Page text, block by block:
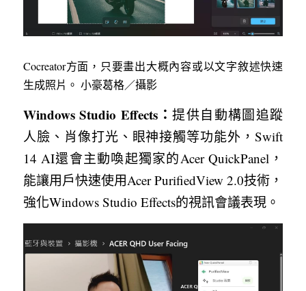
Cocreator方面，只要畫出大概內容或以文字敘述快速
生成照片。 小豪葛格／攝影
Windows Studio Effects：提供自動構圖追蹤
人臉、肖像打光、眼神接觸等功能外，Swift
14 AI還會主動喚起獨家的Acer QuickPanel，
能讓用戶快速使用Acer PurifiedView 2.0技術，
強化Windows Studio Effects的視訊會議表現。